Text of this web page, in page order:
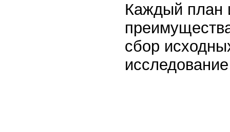
Каждый план
сбор